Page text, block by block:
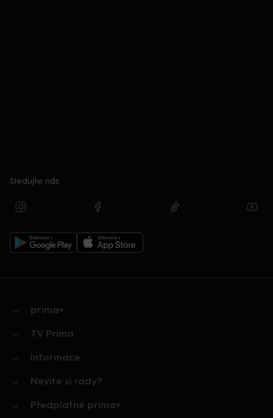
Sledujte nás
prima+
TV Prima
Informace
Nevíte si rady?
Předplatné prima+